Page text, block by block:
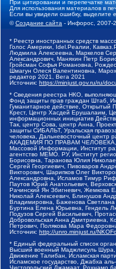
При цитировании и перепечатке
Для использования материалов в
Если вы увидели ошибку, выделите
©Создание сайта - Инфорос, 2007-
* Реестр иностранных средств
Голос Америки, Idel.Реалии,
Людмила Алексеевна, Маркелов
Александрович, Маняхин Петр
Гройсман Софья Романовна,
Шмагун Олеся Валентиновна,
редактор 2021, Вега 2021
Источник: https://minjust.gov.ru/ru/
* Сведения реестра НКО,
Фонд защиты прав граждан Штаб,
Гуманитарное действие, Открытый
Крест, Центр Хасдей Ерушалаим,
информационных инициатив
Так, центр Сова, центр Анна,
защиты СИБАЛЬТ, Уральская
человека, Дальневосточный центр
АКАДЕМИЯ ПО ПРАВАМ ЧЕЛОВЕКА,
Массовой Информации, Институт
агентство МЕМО. РУ, Институт
Борисовна, Таранова Юлия
Сергей Георгиевич, Пивоваров
Викторович, Шарипков Олег
Александровна, Исламов Тимур
Паутов Юрий Анатольевич,
Рачинский Ян Збигневич, Жемкова
Николай Алексеевич, Блинушов
Владимировна, Баженова Светлана
Буртина Елена Юрьевна, Гендель
Подузов Сергей Васильевич,
Добровольская Анна Дмитриевна,
Петрович, Полякова Мара
Источник: http://unro.minjust.ru/
* Единый федеральный список
Высший военный Маджлисуль Шура,
Движение Талибан, Исламская
Исламское государство, Джабха
Чистопольский Джамаат, Рохнамо